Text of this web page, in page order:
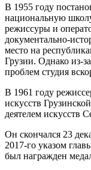
В 1955 году
национальную
режиссуры и
документально-
место на
Грузии. Однако из-
проблем студия
В 1961 году
искусств
деятелем искусств
Он скончался 23
2017-го указом
был награжден